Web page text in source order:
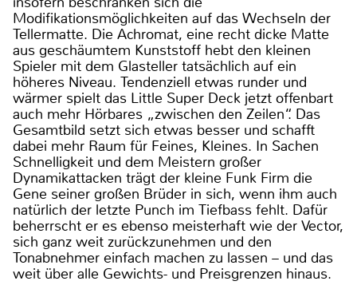
Modifikationsmöglichkeiten auf das Wechseln der
Tellermatte. Die Achromat, eine recht dicke Matte
aus geschäumtem Kunststoff hebt den kleinen
Spieler mit dem Glasteller tatsächlich auf ein
höheres Niveau. Tendenziell etwas runder und
wärmer spielt das Little Super Deck jetzt offenbart
auch mehr Hörbares „zwischen den Zeilen“. Das
Gesamtbild setzt sich etwas besser und schafft
dabei mehr Raum für Feines, Kleines. In Sachen
Schnelligkeit und dem Meistern großer
Dynamikattacken trägt der kleine Funk Firm die
Gene seiner großen Brüder in sich, wenn ihm auch
natürlich der letzte Punch im Tiefbass fehlt. Dafür
beherrscht er es ebenso meisterhaft wie der Vector,
sich ganz weit zurückzunehmen und den
Tonabnehmer einfach machen zu lassen – und das
weit über alle Gewichts- und Preisgrenzen hinaus.